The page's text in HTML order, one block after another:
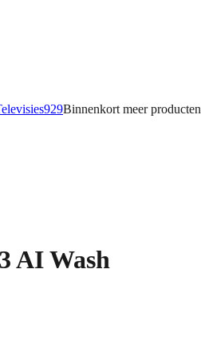
929Binnenkort meerproducten
AI Wash